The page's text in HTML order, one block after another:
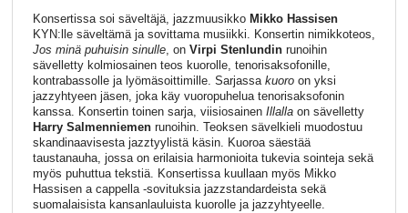
Konsertissa soi säveltäjä, jazzmuusikko Mikko Hassisen
KYN:lle säveltämä ja sovittama musiikki. Konsertin nimikkoteos,
Jos minä puhuisin sinulle, on Virpi Stenlundinrunoihin
sävelletty kolmiosainen teos kuorolle, tenorisaksofonille,
kontrabassolle ja lyömäsoittimille. Sarjassa kuoroon yksi
jazzyhtyeen jäsen, joka käy vuoropuhelua tenorisaksofonin
kanssa. Konsertin toinen sarja, viisiosainenIllallaon sävelletty
Harry Salmenniemenrunoihin. Teoksen sävelkieli muodostuu
skandinaavisesta jazztyylistä käsin. Kuoroa säestää
taustanauha, jossa on erilaisia harmonioita tukevia sointeja sekä
myös puhuttua tekstiä. Konsertissa kuullaan myös Mikko
Hassisen a cappella -sovituksia jazzstandardeista sekä
suomalaisista kansanlauluista kuorolle ja jazzyhtyeelle.